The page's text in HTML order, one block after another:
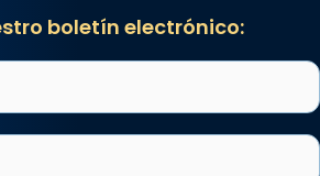
boletín electrónico: